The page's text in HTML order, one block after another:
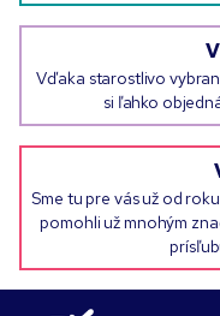
Vďaka starostlivo
si ľahko
Sme tu pre vás už od
pomohli už mnohým